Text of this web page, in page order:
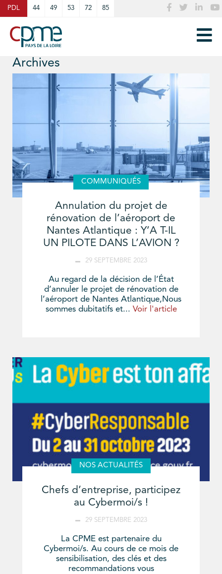
PDL 44 49 53 72 85
Archives
COMMUNIQUÉS
Annulation du projet de
rénovation de l’aéroport de
Nantes Atlantique : Y’A T-IL
UN PILOTE DANS L’AVION ?
29 SEPTEMBRE 2023
Au regard de la décision de l’État
d’annuler le projet de rénovation de
l’aéroport de Nantes Atlantique,Nous
sommes dubitatifs et... Voir l'article
NOS ACTUALITÉS
Chefs d’entreprise, participez
au Cybermoi/s !
29 SEPTEMBRE 2023
La CPME est partenaire du
Cybermoi/s. Au cours de ce mois de
sensibilisation, des clés et des
recommandations vous
Cookies management panel